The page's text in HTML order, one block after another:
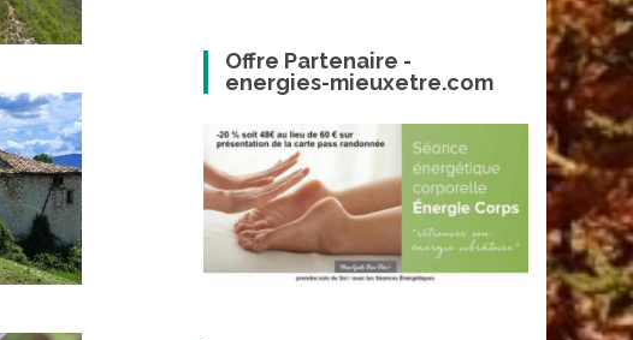
Offre Partenaire -
energies-mieuxetre.com